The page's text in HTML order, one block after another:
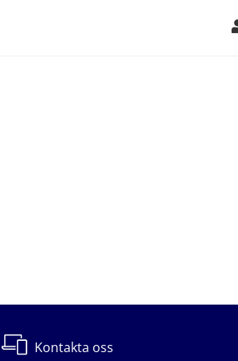
Kontakta oss